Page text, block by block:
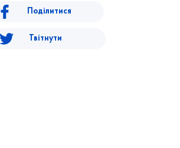
Поділитися
Твітнути